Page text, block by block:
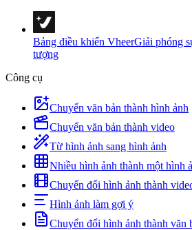
Bảng điều khiển VheerGiải phóng
tượng
Công cụ
Chuyển văn bản thành hình ảnh
Chuyển văn bản thành video
Từ hình ảnh sang hình ảnh
Nhiều hình ảnh thành một hình
Chuyển đổi hình ảnh thành
Hình ảnh làm gợi ý
Chuyển đổi hình ảnh thành văn